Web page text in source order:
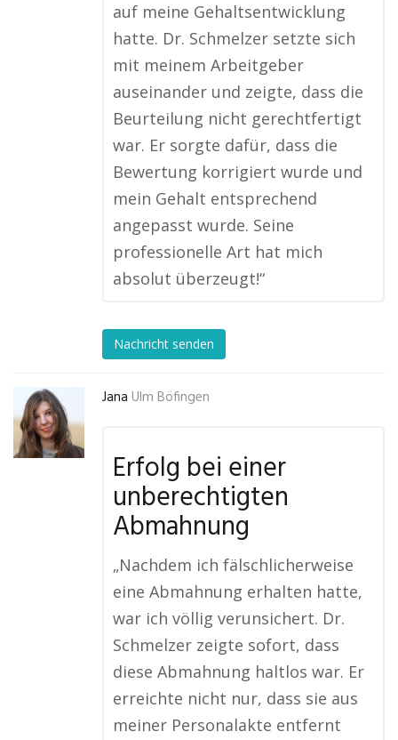
auf meine Gehaltsentwicklung
hatte. Dr. Schmelzer setzte sich
mit meinem Arbeitgeber
auseinander und zeigte, dass die
Beurteilung nicht gerechtfertigt
war. Er sorgte dafür, dass die
Bewertung korrigiert wurde und
mein Gehalt entsprechend
angepasst wurde. Seine
professionelle Art hat mich
absolut überzeugt!“
Nachricht senden
Jana Ulm Böfingen
Erfolg bei einer
unberechtigten
Abmahnung
„Nachdem ich fälschlicherweise
eine Abmahnung erhalten hatte,
war ich völlig verunsichert. Dr.
Schmelzer zeigte sofort, dass
diese Abmahnung haltlos war. Er
erreichte nicht nur, dass sie aus
meiner Personalakte entfernt